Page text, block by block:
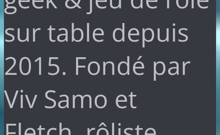
sur table depuis
2015. Fondé par
Viv Samo et